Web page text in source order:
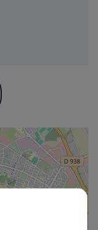
Alban De